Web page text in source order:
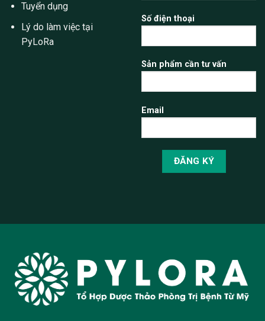
Tuyển dụng
Lý do làm việc tại
PyLoRa
Số điện thoại
Sản phẩm cần tư vấn
Email